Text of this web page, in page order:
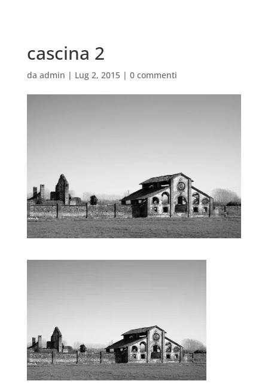
cascina 2
da admin | Lug 2, 2015| 0 commenti